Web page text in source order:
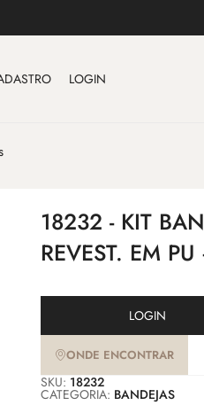
LOGIN
18232 - KIT
REVEST. EM
LOGIN
ONDE ENCONTRAR
SKU: 18232
CATEGORIA: BANDEJAS